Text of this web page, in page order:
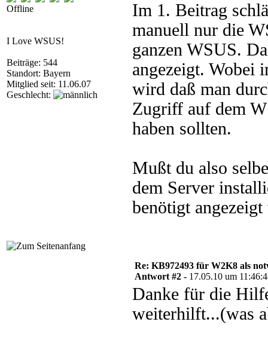
Offline
I Love WSUS!
Beiträge: 544
Standort: Bayern
Mitglied seit: 11.06.07
Geschlecht:
Im 1. Beitrag
manuell nur die
ganzen WSUS.
angezeigt. Wobei
wird daß man
Zugriff auf dem
haben sollten.
Mußt du also
dem Server
benötigt
Re: KB972493 für W2K8 als
Antwort #2 - 17.05.10 um
Danke für die
weiterhilft...(was